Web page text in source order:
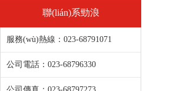
聯(lián)系勁浪
服務(wù)熱線：023-68791071
公司電話：023-68796330